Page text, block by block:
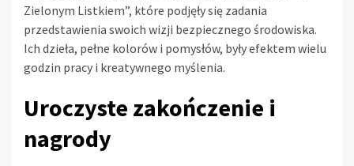
Zielonym Listkiem”, które podjęły się zadania
przedstawienia swoich wizji bezpiecznego środowiska.
Ich dzieła, pełne kolorów i pomysłów, były efektem wielu
godzin pracy i kreatywnego myślenia.
Uroczyste zakończenie i
nagrody